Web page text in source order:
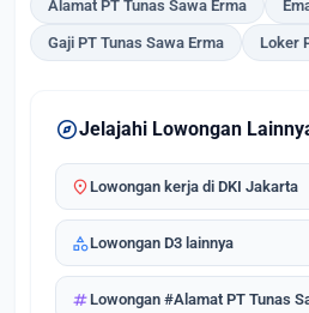
Alamat PT Tunas Sawa Erma
Gaji PT Tunas Sawa Erma Loker
exploreJelajahi Lowongan
location_onLowongan kerja di DKI Jakarta
categoryLowongan D3 lainnya
tagLowongan #Alamat PT Tunas